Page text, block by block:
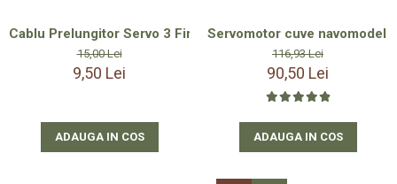
Cablu Prelungitor Servo 3 Fire Tată–Tată 15 cm – Compatibil
15,00 Lei
9,50 Lei
ADAUGA IN COS
Servomotor cuve navomodel
116,93 Lei
90,50 Lei
ADAUGA IN COS